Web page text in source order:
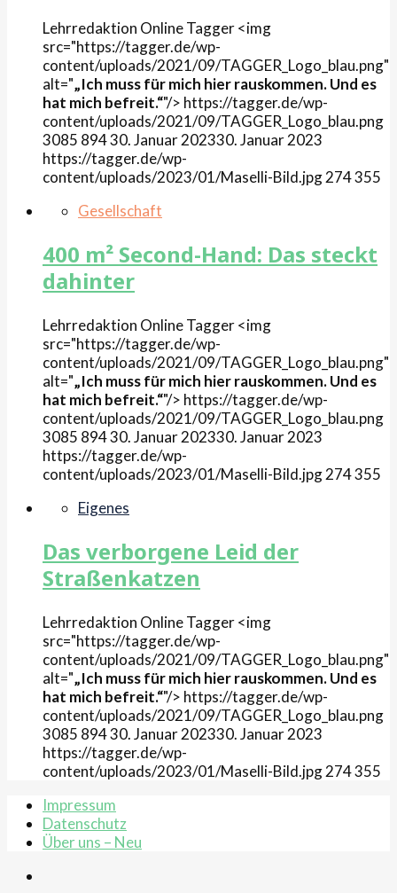
Lehrredaktion OnlineTagger<img
src="https://tagger.de/wp-
content/uploads/2021/09/TAGGER_Logo_blau.png"
alt="„Ich muss für mich hier rauskommen. Und es
hat mich befreit.“"/> https://tagger.de/wp-
content/uploads/2021/09/TAGGER_Logo_blau.png
3085 89430. Januar 202330. Januar 2023
https://tagger.de/wp-
content/uploads/2023/01/Maselli-Bild.jpg274355
Gesellschaft
400 m² Second-Hand: Das steckt
dahinter
Lehrredaktion OnlineTagger<img
src="https://tagger.de/wp-
content/uploads/2021/09/TAGGER_Logo_blau.png"
alt="„Ich muss für mich hier rauskommen. Und es
hat mich befreit.“"/> https://tagger.de/wp-
content/uploads/2021/09/TAGGER_Logo_blau.png
3085 89430. Januar 202330. Januar 2023
https://tagger.de/wp-
content/uploads/2023/01/Maselli-Bild.jpg274355
Eigenes
Das verborgene Leid der
Straßenkatzen
Lehrredaktion OnlineTagger<img
src="https://tagger.de/wp-
content/uploads/2021/09/TAGGER_Logo_blau.png"
alt="„Ich muss für mich hier rauskommen. Und es
hat mich befreit.“"/> https://tagger.de/wp-
content/uploads/2021/09/TAGGER_Logo_blau.png
3085 89430. Januar 202330. Januar 2023
https://tagger.de/wp-
content/uploads/2023/01/Maselli-Bild.jpg274355
Impressum
Datenschutz
Über uns – Neu